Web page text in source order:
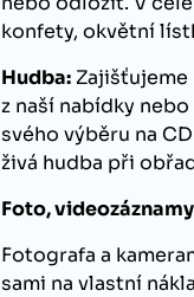
konfety, okvětní
Hudba:
z naší nabídky
svého výběru na
živá hudba při
Foto,
Fotografa a
sami na vlastní